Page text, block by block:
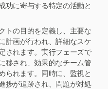
功に寄与する特定の活動と
トの目的を定義し、主要な
計画が行われ、詳細なスケ
されます。実行フェーズで
移され、効果的なチーム管
られます。同時に、監視と
捗が追跡され、問題が対処